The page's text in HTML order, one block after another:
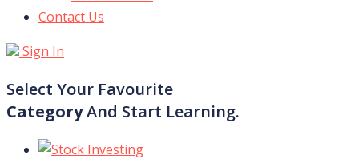
Contact Us
Sign In
Select Your Favourite
CategoryAnd Start Learning.